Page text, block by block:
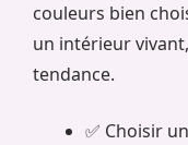
couleurs bien
un intérieur
tendance.
✅ Choisir